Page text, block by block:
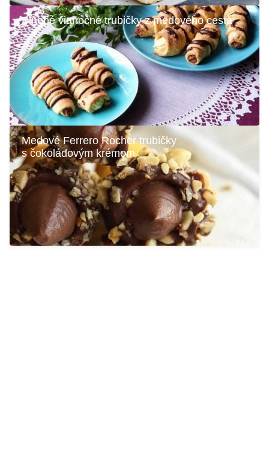
Plnené vianočné trubičky z medového cesta
Medové Ferrero Rocher trubičky
s čokoládovým krémom